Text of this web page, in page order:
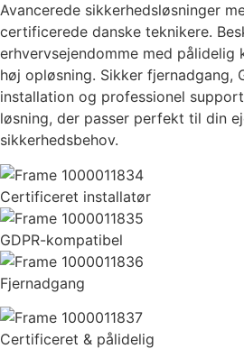
Avancerede sikkerhedsløsninger
certificerede danske teknikere.
erhvervsejendomme med pålidelig
høj opløsning. Sikker fjernadgang,
installation og professionel
løsning, der passer perfekt til din
sikkerhedsbehov.
Certificeret installatør
GDPR-kompatibel
Fjernadgang
Certificeret & pålidelig